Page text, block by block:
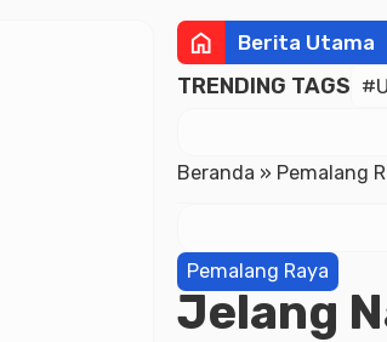
home Berita Utama
TRENDING TAGS
Beranda » Pemalang
Pemalang Raya
Jelang